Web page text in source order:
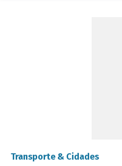
Transporte & Cidades